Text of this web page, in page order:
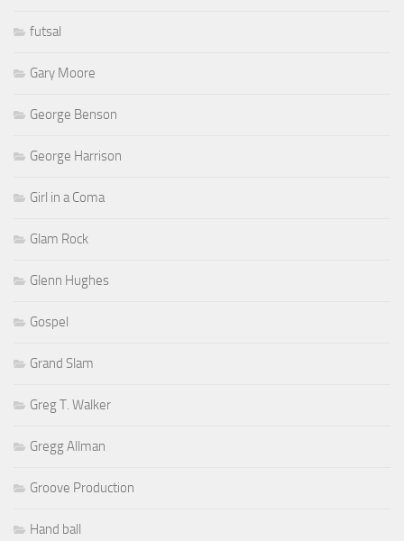
futsal
Gary Moore
George Benson
George Harrison
Girl in a Coma
Glam Rock
Glenn Hughes
Gospel
Grand Slam
Greg T. Walker
Gregg Allman
Groove Production
Hand ball